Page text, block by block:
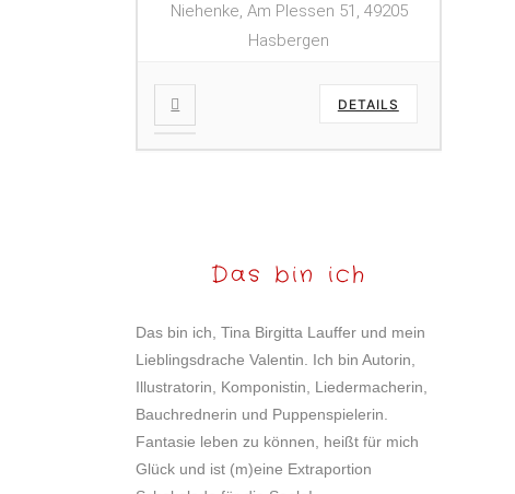
Niehenke, Am Plessen 51, 49205
Hasbergen
DETAILS
Das bin ich
Das bin ich, Tina Birgitta Lauffer und mein
Lieblingsdrache Valentin. Ich bin Autorin,
Illustratorin, Komponistin, Liedermacherin,
Bauchrednerin und Puppenspielerin.
Fantasie leben zu können, heißt für mich
Glück und ist (m)eine Extraportion